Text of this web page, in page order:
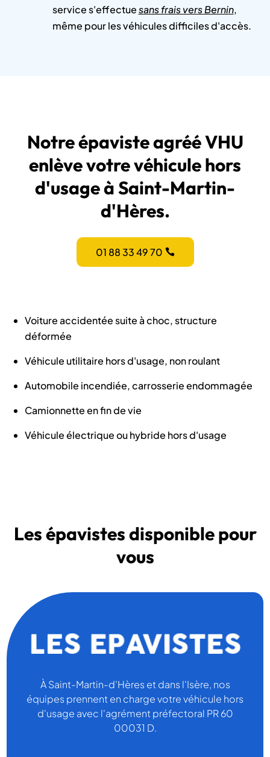
service s'effectuesans frais vers Bernin,
même pour les véhicules difficiles d'accès.
Notre épaviste agréé VHU
enlève votre véhicule hors
d'usage à Saint-Martin-
d'Hères.
01 88 33 49 70
Voiture accidentée suite à choc, structure
déformée
Véhicule utilitaire hors d'usage, non roulant
Automobile incendiée, carrosserie endommagée
Camionnette en fin de vie
Véhicule électrique ou hybride hors d'usage
Les épavistes disponible pour
vous
À Saint-Martin-d'Hères et dans l'Isère, nos
équipes prennent en charge votre véhicule hors
d'usage avec l'agrément préfectoral PR 60
00031 D.